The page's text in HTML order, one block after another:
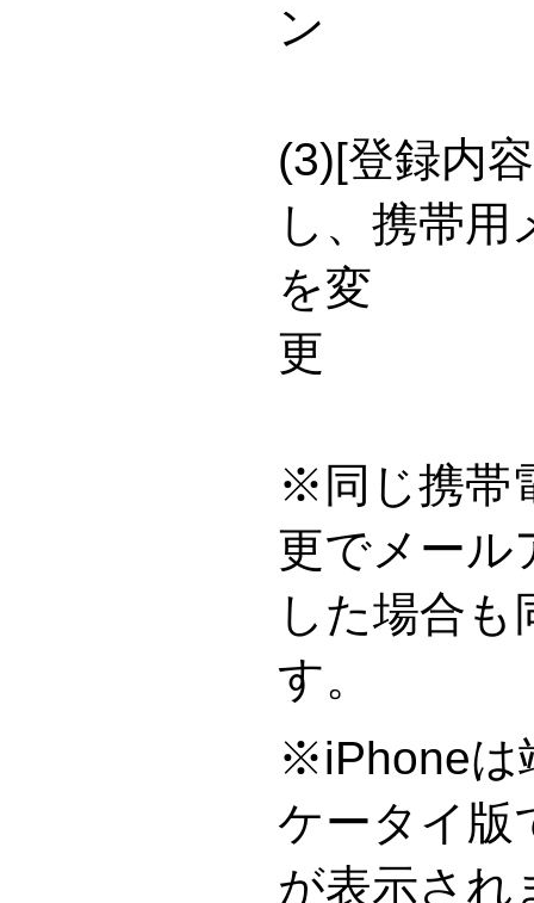
(3)[登録内
し、携帯用
を変
※同じ携帯
更でメール
した場合も
※iPhoneは
ケータイ版
が表示され